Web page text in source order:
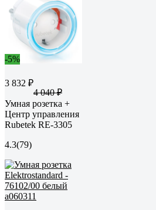
-5%
3 832 ₽
4 040 ₽
Умная розетка +
Центр управления
Rubetek RE-3305
4.3(79)